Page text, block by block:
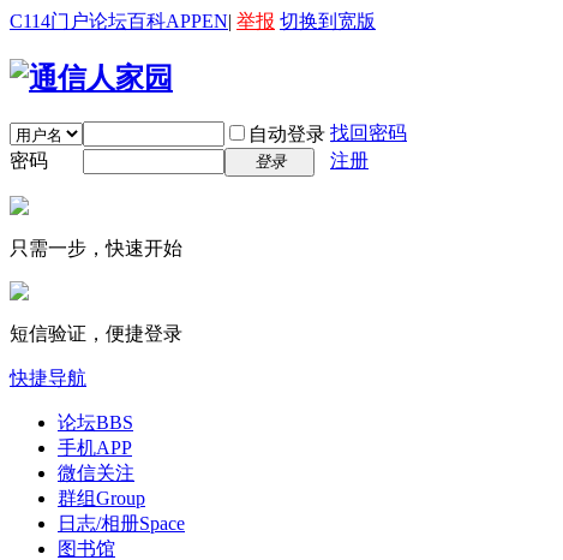
C114门户论坛百科APPEN| 举报 切换到宽版
自动登录 找回密码
密码
登录 注册
只需一步，快速开始
短信验证，便捷登录
快捷导航
论坛BBS
手机APP
微信关注
群组Group
日志/相册Space
图书馆